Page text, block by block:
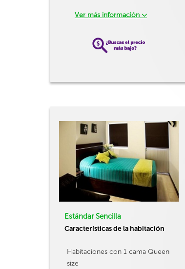
Ver más información
Estándar Sencilla
Características de la habitación
Habitaciones con 1 cama Queen
size